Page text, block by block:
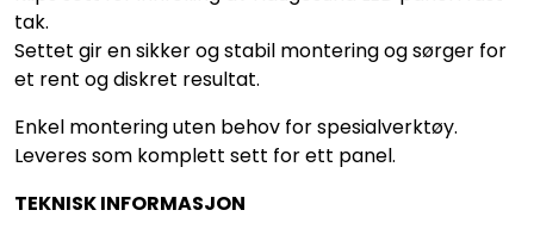
tak.
Settet gir en sikker og stabil montering og sørger for
et rent og diskret resultat.
Enkel montering uten behov for spesialverktøy.
Leveres som komplett sett for ett panel.
TEKNISK INFORMASJON